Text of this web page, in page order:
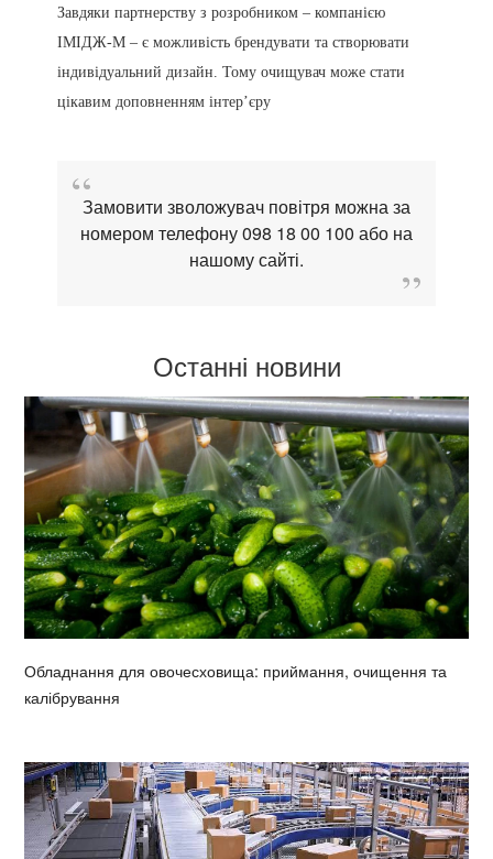
Завдяки партнерству з розробником – компанією
ІМІДЖ-М – є можливість брендувати та створювати
індивідуальний дизайн. Тому очищувач може стати
цікавим доповненням інтер’єру
Замовити зволожувач повітря можна за
номером телефону 098 18 00 100 або на
нашому сайті.
Останні новини
Обладнання для овочесховища: приймання, очищення та
калібрування